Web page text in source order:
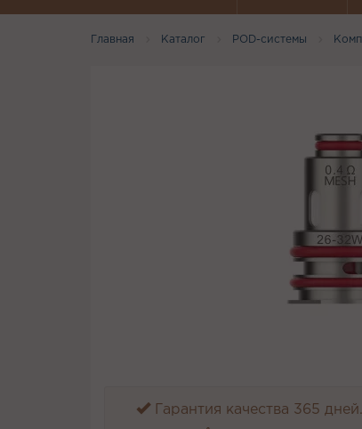
Главная Каталог POD-системы
Гарантия качества 365